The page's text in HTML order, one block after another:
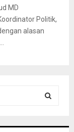
MD
Politik,
alasan